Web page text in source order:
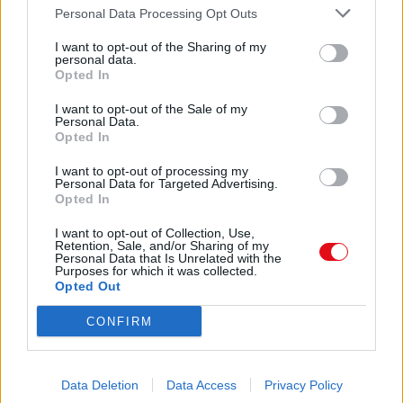
Personal Data Processing Opt Outs
I want to opt-out of the Sharing of my
personal data.
Opted In
I want to opt-out of the Sale of my
Personal Data.
Opted In
I want to opt-out of processing my
Personal Data for Targeted Advertising.
Opted In
I want to opt-out of Collection, Use,
Retention, Sale, and/or Sharing of my
Personal Data that Is Unrelated with the
Purposes for which it was collected.
Opted Out
CONFIRM
Data Deletion Data Access Privacy Policy
12:05
PÆgina 5
Índice
1. El funcionamiento de los planetas
Introducción . . . . . . . . . . . . . . . . . . . . . . . . . . . . . . . .
Conexiones astronómicas . . . . . . . . . . . . . . . . . . . .
. . . .
Los planetas como órganos de función . . . . . .
. . . . . . . . .
Importancia de los planetas . . . . . . . . . . . . . . . . . .
Los cinco niveles del horóscopo . . . . . . . . . . . . .
Descargar
Comparte el documento
Enlace a esta página